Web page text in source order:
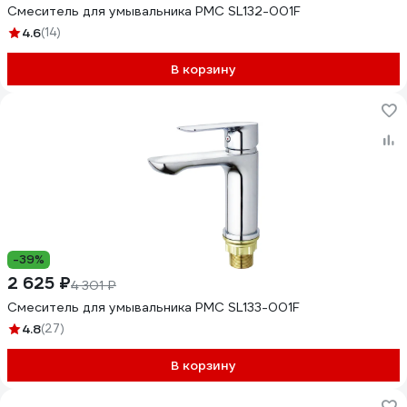
Смеситель для умывальника РМС SL132-001F
4.6(14)
В корзину
-39%
2 625 ₽4 301 ₽
Смеситель для умывальника РМС SL133-001F
4.8(27)
В корзину